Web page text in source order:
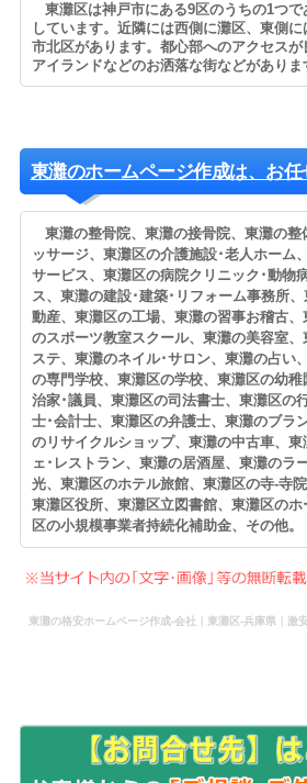
東灘区は神戸市にある9区のうちの1つで
しています。近隣には西側に灘区、東側
市北区があります。都心部へのアクセス
アイランドなどのお洒落な街などがありま
東灘のホームページ作成は、お任
東灘の整骨院、東灘の接骨院、東灘の整
ッサージ、東灘区の介護施設･老人ホーム
サービス、東灘区の病院クリニック･動物
ス、東灘の建設･建築･リフォーム事務所
動産、東灘区の工場、東灘の習事お稽古
のスポーツ教室スクール、東灘の美容室
ステ、東灘のネイル･サロン、東灘の占い
の専門学校、東灘区の学校、東灘区の幼
治家･議員、東灘区の司法書士、東灘区の
士･会計士、東灘区の弁護士、東灘のブラ
のリサイクルショップ、東灘の中古車、
ェ･レストラン、東灘の居酒屋、東灘のラ
光、東灘区のホテル旅館、東灘区の寺-寺
東灘区役所、東灘区立図書館、東灘区の
区の小規模事業者持続化補助金、その他。
東灘の格安ホームページ作成-会社｜東灘区-兵庫県｜激